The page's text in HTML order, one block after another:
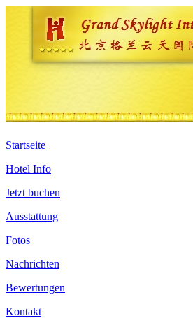
Startseite
Hotel Info
Jetzt buchen
Ausstattung
Fotos
Nachrichten
Bewertungen
Kontakt